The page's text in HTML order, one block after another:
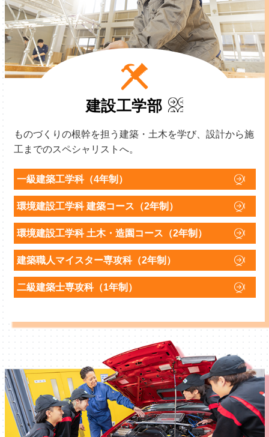
建設工学部
ものづくりの根幹を担う建築・土木を学び、設計から施
工までのスペシャリストへ。
一級建築工学科（4年制）
環境建設工学科 建築コース（2年制）
環境建設工学科 土木・造園コース（2年制）
建築職人マイスター専攻科（2年制）
二級建築士専攻科（1年制）